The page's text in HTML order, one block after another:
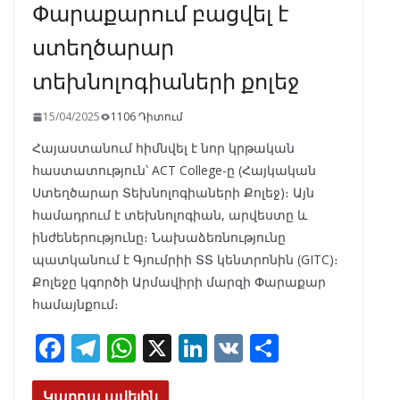
Փարաքարում բացվել է
ստեղծարար
տեխնոլոգիաների քոլեջ
15/04/2025 1106 Դիտում
Հայաստանում հիմնվել է նոր կրթական
հաստատություն՝ ACT College-ը (Հայկական
Ստեղծարար Տեխնոլոգիաների Քոլեջ)։ Այն
համադրում է տեխնոլոգիան, արվեստը և
ինժեներությունը։ Նախաձեռնությունը
պատկանում է Գյումրիի ՏՏ կենտրոնին (GITC)։
Քոլեջը կգործի Արմավիրի մարզի Փարաքար
համայնքում։
F
ac
T
el
W
h
X Li V